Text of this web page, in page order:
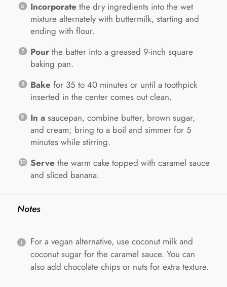
Incorporate the dry ingredients into the wet
mixture alternately with buttermilk, starting and
ending with flour.
Pourthe batter into a greased 9-inch square
baking pan.
Bake for 35 to 40 minutes or until a toothpick
inserted in the center comes out clean.
In asaucepan, combine butter, brown sugar,
and cream; bring to a boil and simmer for 5
minutes while stirring.
Serve the warm cake topped with caramel sauce
and sliced banana.
Notes
For a vegan alternative, use coconut milk and
coconut sugar for the caramel sauce. You can
also add chocolate chips or nuts for extra texture.